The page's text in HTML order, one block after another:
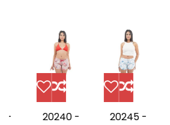
20240 -
20245 -